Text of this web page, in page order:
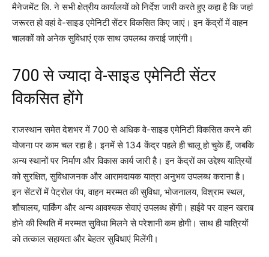
मैनेजमेंट लि. ने सभी क्षेत्रीय कार्यालयों को निर्देश जारी करते हुए कहा है कि जहां
जरूरत हो वहां वे-साइड एमेनिटी सेंटर विकसित किए जाएं। इन केंद्रों में वाहन
चालकों को अनेक सुविधाएं एक साथ उपलब्ध कराई जाएंगी।
700 से ज्यादा वे-साइड एमेनिटी सेंटर
विकसित होंगे
राजस्थान समेत देशभर में 700 से अधिक वे-साइड एमेनिटी विकसित करने की
योजना पर काम चल रहा है। इनमें से 134 केंद्र पहले ही चालू हो चुके हैं, जबकि
अन्य स्थानों पर निर्माण और विकास कार्य जारी है। इन केंद्रों का उद्देश्य यात्रियों
को सुरक्षित, सुविधाजनक और आरामदायक यात्रा अनुभव उपलब्ध कराना है।
इन सेंटरों में पेट्रोल पंप, वाहन मरम्मत की सुविधा, भोजनालय, विश्राम स्थल,
शौचालय, पार्किंग और अन्य आवश्यक सेवाएं उपलब्ध होंगी। हाईवे पर वाहन खराब
होने की स्थिति में मरम्मत सुविधा मिलने से परेशानी कम होगी। साथ ही यात्रियों
को तत्काल सहायता और बेहतर सुविधाएं मिलेंगी।